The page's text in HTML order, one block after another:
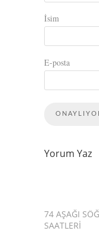
İsim
E-posta
Yorum Yaz
74 AŞAĞI
SAATLERI